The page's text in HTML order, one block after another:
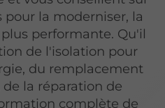
la moderniser, la
performante. Qu'il
de l'isolation pour
du remplacement
la réparation de
complète de